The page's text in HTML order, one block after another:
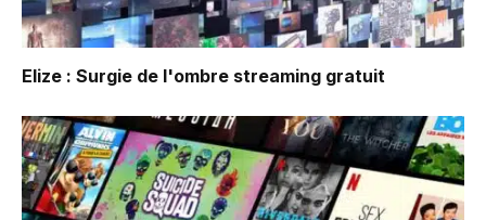
Elize : Surgie de l'ombre streaming gratuit